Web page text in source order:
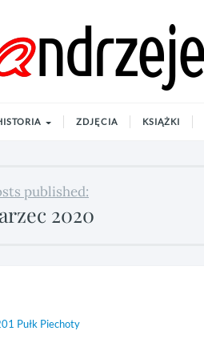
ZDJĘCIA KSIĄŻKI
published:
2020
Pułk Piechoty